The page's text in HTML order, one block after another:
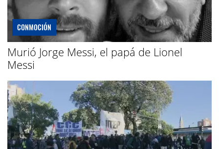
CONMOCIÓN
Murió Jorge Messi, el papá de Lionel
Messi